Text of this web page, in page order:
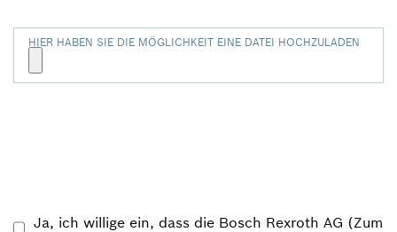
HIER HABEN SIE DIE MÖGLICHKEIT EINE DATEI HOCHZULADEN
Ja, ich willige ein, dass die Bosch Rexroth AG (Zum